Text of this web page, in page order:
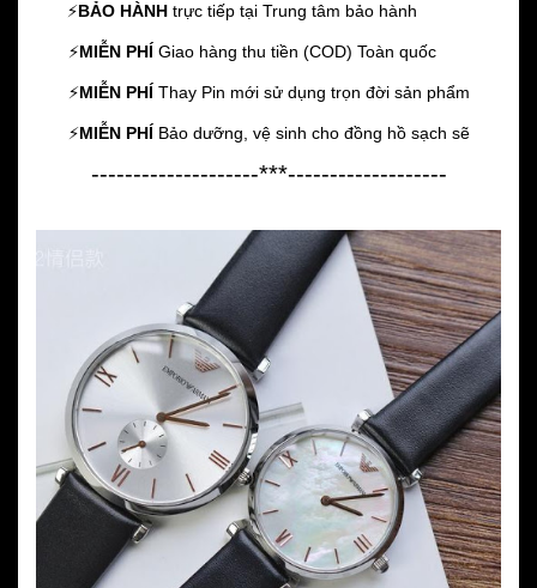
⚡️BẢO HÀNH trực tiếp tại Trung tâm bảo hành
⚡️MIỄN PHÍ Giao hàng thu tiền (COD) Toàn quốc
⚡️MIỄN PHÍ Thay Pin mới sử dụng trọn đời sản phẩm
⚡️MIỄN PHÍ Bảo dưỡng, vệ sinh cho đồng hồ sạch sẽ
--------------------***-------------------